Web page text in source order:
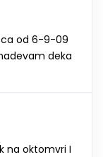
od 6-9-09
deka
na oktomvri I